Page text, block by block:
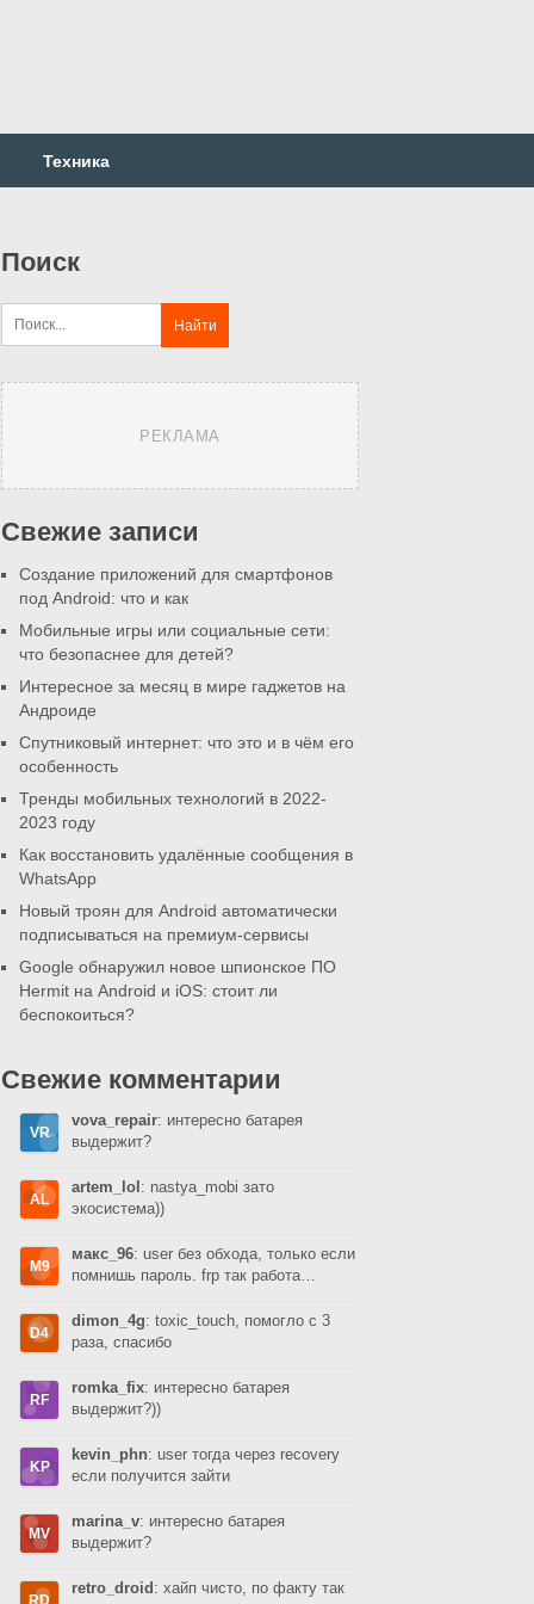
Техника
Поиск
РЕКЛАМА
Свежие записи
Создание приложений для смартфонов
под Android: что и как
Мобильные игры или социальные сети:
что безопаснее для детей?
Интересное за месяц в мире гаджетов на
Андроиде
Спутниковый интернет: что это и в чём его
особенность
Тренды мобильных технологий в 2022-
2023 году
Как восстановить удалённые сообщения в
WhatsApp
Новый троян для Android автоматически
подписываться на премиум-сервисы
Google обнаружил новое шпионское ПО
Hermit на Android и iOS: стоит ли
беспокоиться?
Свежие комментарии
vova_repair: интересно батарея
выдержит?
artem_lol : nastya_mobi зато
экосистема))
макс_96: user без обхода, только если
помнишь пароль. frp так работа…
dimon_4g: toxic_touch, помогло с 3
раза, спасибо
romka_fix: интересно батарея
выдержит?))
kevin_phn: user тогда через recovery
если получится зайти
marina_v: интересно батарея
выдержит?
retro_droid : хайп чисто, по факту так